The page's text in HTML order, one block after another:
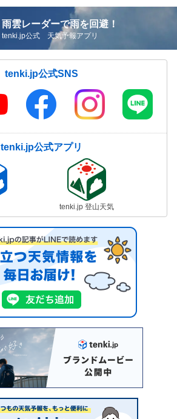
雨雲レーダーで雨を回避！
tenki.jp公式 天気予報アプリ
tenki.jp公式SNS
tenki.jp公式アプリ
tenki.jp 登山天気